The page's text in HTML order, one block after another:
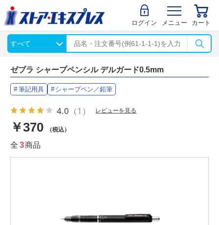
ログイン メニュー カート
ゼブラ シャープペンシル デルガード0.5mm
筆記用具 シャープペン／鉛筆
4.0 （1） レビューを見る
￥370 （税込）
全 3商品